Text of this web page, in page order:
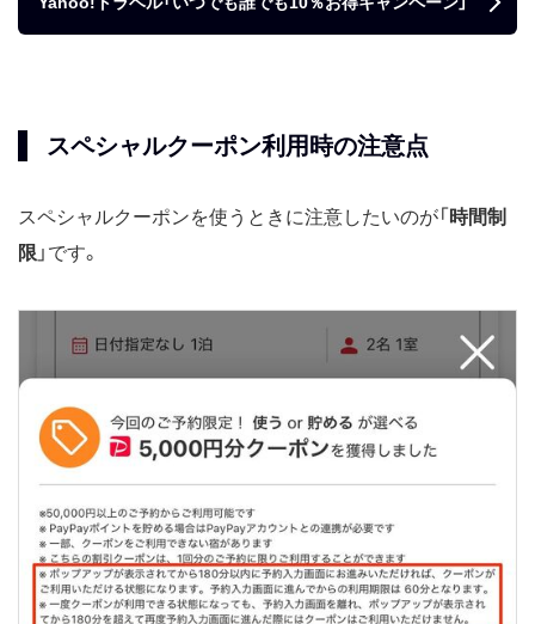
スペシャルクーポン利用時の注意点
スペシャルクーポンを使うときに注意したいのが「 時間制
限 」です。